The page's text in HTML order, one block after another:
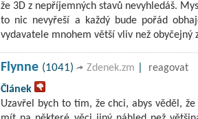
že 3D z nepříjemných stavů nevyhledáš.
to nic nevyřeší a každý bude pořád
vydavatele mnohem větší vliv než obyčejný
Flynne (1041) Zdenek.zm
reagovat
Článek
Uzavřel bych to tím, že chci, abys věděl,